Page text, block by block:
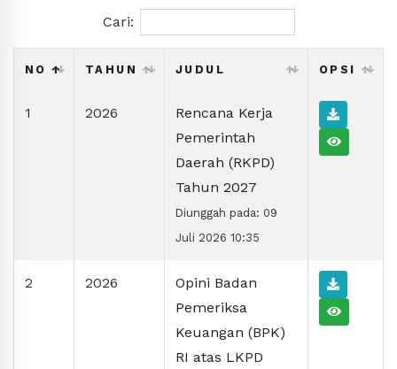
Cari:
NO TAHUN JUDUL OPSI
1 2026
Rencana Kerja
Pemerintah
Daerah (RKPD)
Tahun 2027
Diunggah pada: 09
Juli 2026 10:35
2 2026
Opini Badan
Pemeriksa
Keuangan (BPK)
RI atas LKPD